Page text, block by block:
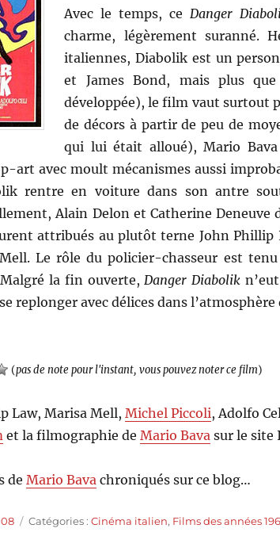
Avec le temps, ce Danger
charme, légèrement suranné.
italiennes, Diabolik est un
et James Bond, mais plus
développée), le film vaut surtout
de décors à partir de peu de
qui lui était alloué), Mario
art avec moult mécanismes aussi
rentre en voiture dans son antre
Alain Delon et Catherine Deneuve
attribués au plutôt terne John Phillip
Le rôle du policier-chasseur est
la fin ouverte, Danger Diabolik
replonger avec délices dans l’atmosphère
(pas de note pour l'instant, vous pouvez noter ce film)
Law, Marisa Mell,Michel Piccoli, Adolfo
et la filmographie deMario Bava sur le site
deMario Bava chroniqués sur ce blog…
Catégories
Catégories :Cinéma italien, Films des années